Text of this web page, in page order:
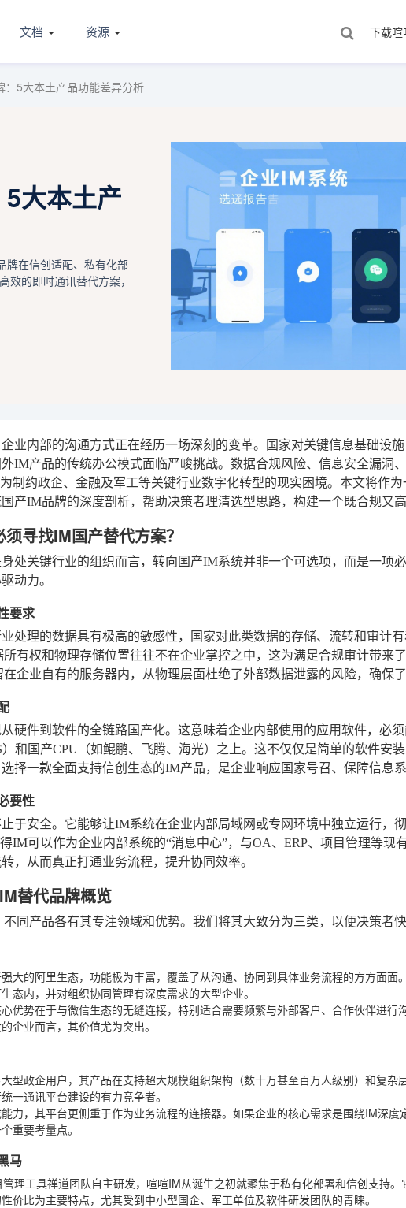
文档 资源 下载喧
5大本土产品功能差异分析
大本土产
牌在信创适配、私有化部
的即时通讯替代方案，
业内部的沟通方式正在经历一场深刻的变革。国家对关键信息基础设
IM产品的传统办公模式面临严峻挑战。数据合规风险、信息安全漏洞
制约政企、金融及军工等关键行业数字化转型的现实困境。本文将作为
产IM品牌的深度剖析，帮助决策者理清选型思路，构建一个既合规又高
寻找IM国产替代方案？
处关键行业的组织而言，转向国产IM系统并非一个可选项，而是一项
动力。
要求
处理的数据具有极高的敏感性，国家对此类数据的存储、流转和审计
有权和物理存储位置往往不在企业掌控之中，这为满足合规审计带来
企业自有的服务器内，从物理层面杜绝了外部数据泄露的风险，确保了
硬件到软件的全链路国产化。这意味着企业内部使用的应用软件，必
和国产CPU（如鲲鹏、飞腾、海光）之上。这不仅仅是简单的软件安
择一款全面支持信创生态的IM产品，是企业响应国家号召、保障信息
要性
于安全。它能够让IM系统在企业内部局域网或专网环境中独立运行，
IM可以作为企业内部系统的“消息中心”，与OA、ERP、项目管理等现
，从而真正打通业务流程，提升协同效率。
替代品牌概览
同产品各有其专注领域和优势。我们将其大致分为三类，以便决策者快
大的阿里生态，功能极为丰富，覆盖了从沟通、协同到具体业务流程的方方面面
态内，并对组织协同管理有深度需求的大型企业。
优势在于与微信生态的无缝连接，特别适合需要频繁与外部客户、合作伙伴进行
企业而言，其价值尤为突出。
型政企用户，其产品在支持超大规模组织架构（数十万甚至百万人级别）和复杂
一通讯平台建设的有力竞争者。
力，其平台更侧重于作为业务流程的连接器。如果企业的核心需求是围绕IM深
重要考量点。
马
管理工具禅道团队自主研发，喧喧IM从诞生之初就聚焦于私有化部署和信创支持
价比为主要特点，尤其受到中小型国企、军工单位及软件研发团队的青睐。